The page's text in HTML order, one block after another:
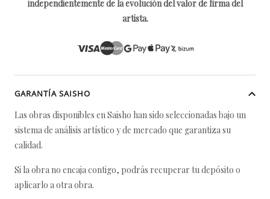
independientemente de la evolución del valor de firma del
artista.
GARANTÍA SAISHO
Las obras disponibles en Saisho han sido seleccionadas bajo un
sistema de análisis artístico y de mercado que garantiza su
calidad.
Si la obra no encaja contigo, podrás recuperar tu depósito o
aplicarlo a otra obra.